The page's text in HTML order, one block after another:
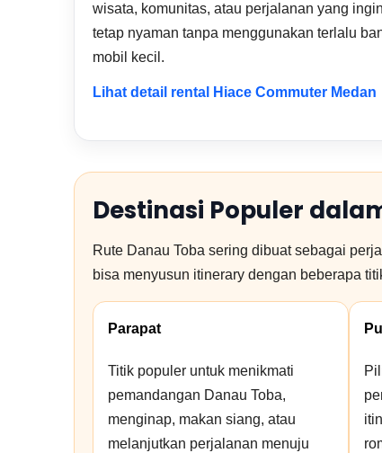
wisata, komunitas, atau perjalanan yang ingin
tetap nyaman tanpa menggunakan terlalu
mobil kecil.
Lihat detail rental Hiace Commuter Medan
Destinasi Populer
Rute Danau Toba sering dibuat sebagai
bisa menyusun itinerary dengan beberapa
Parapat
Titik populer untuk menikmati
pemandangan Danau Toba,
menginap, makan siang, atau
melanjutkan perjalanan menuju